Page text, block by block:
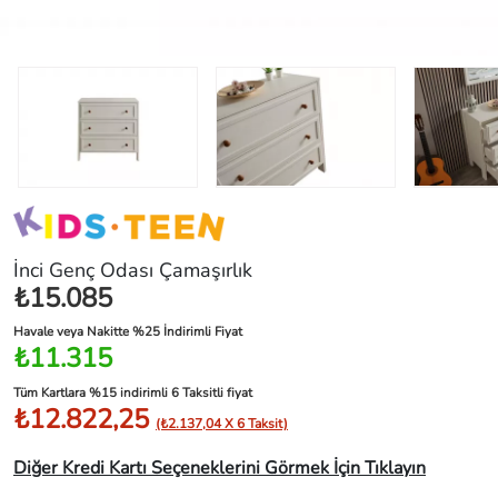
İnci Genç Odası Çamaşırlık
₺15.085
Havale veya Nakitte %25 İndirimli Fiyat
₺11.315
Tüm Kartlara %15 indirimli 6 Taksitli fiyat
₺12.822,25 (₺2.137,04 X 6 Taksit)
Diğer Kredi Kartı Seçeneklerini Görmek İçin Tıklayın